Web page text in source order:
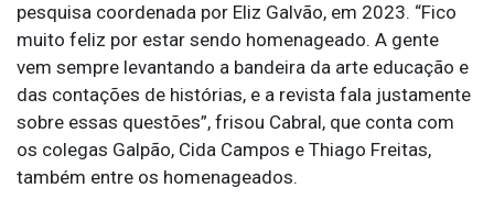
pesquisa coordenada por Eliz Galvão, em 2023. “Fico
muito feliz por estar sendo homenageado. A gente
vem sempre levantando a bandeira da arte educação e
das contações de histórias, e a revista fala justamente
sobre essas questões”, frisou Cabral, que conta com
os colegas Galpão, Cida Campos e Thiago Freitas,
também entre os homenageados.